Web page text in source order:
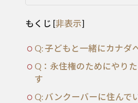
もくじ [非表示]
Q: 子どもと一緒にカナダ
Q：永住権のためにやり
す
Q: バンクーバーに住んで